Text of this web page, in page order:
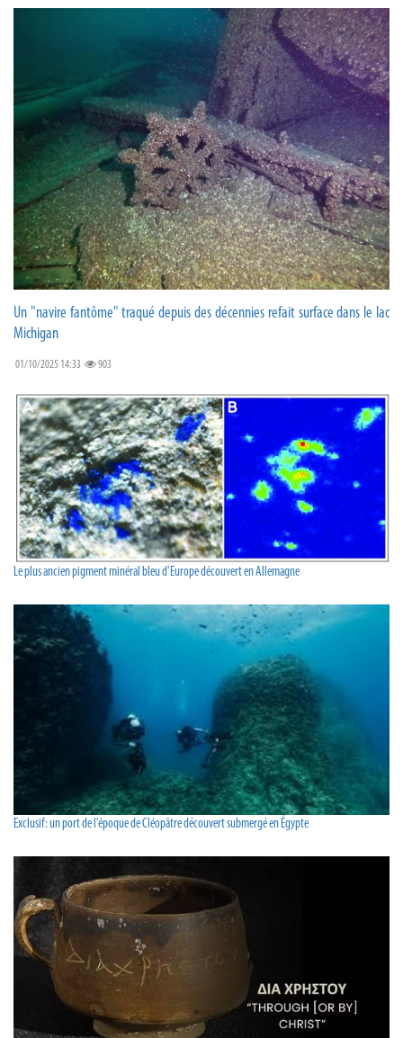
Un "navire fantôme" traqué depuis des décennies refait surface dans le lac
Michigan
01/10/2025 14:33 903
Le plus ancien pigment minéral bleu d'Europe découvert en Allemagne
Exclusif: un port de l’époque de Cléopâtre découvert submergé en Égypte